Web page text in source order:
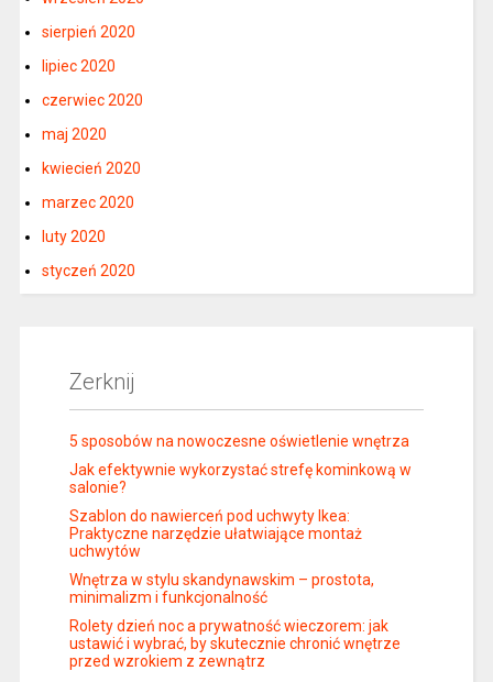
sierpień 2020
lipiec 2020
czerwiec 2020
maj 2020
kwiecień 2020
marzec 2020
luty 2020
styczeń 2020
Zerknij
5 sposobów na nowoczesne oświetlenie wnętrza
Jak efektywnie wykorzystać strefę kominkową w
salonie?
Szablon do nawierceń pod uchwyty Ikea:
Praktyczne narzędzie ułatwiające montaż
uchwytów
Wnętrza w stylu skandynawskim – prostota,
minimalizm i funkcjonalność
Rolety dzień noc a prywatność wieczorem: jak
ustawić i wybrać, by skutecznie chronić wnętrze
przed wzrokiem z zewnątrz